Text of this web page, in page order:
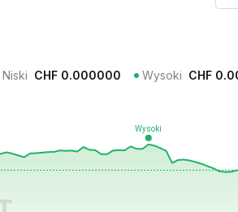
Niski CHF 0.000000 Wysoki CHF